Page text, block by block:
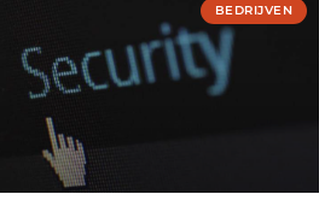
BEDRIJVEN